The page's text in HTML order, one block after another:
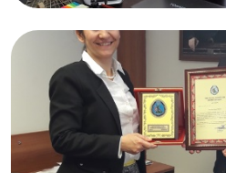
08.05.2017
Yrd.Doç.Dr. Erhan Burak PANCAR
Samsun